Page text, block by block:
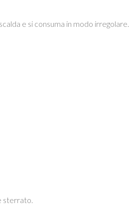
e si consuma in modo irregolare.
sterrato.